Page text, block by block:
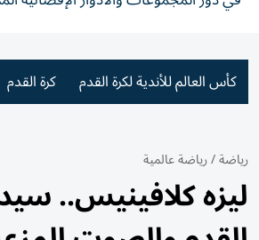
كأس العالم للأندية لكرة القدم كرة القدم
رياضة/رياضة عالمية
ليزه كلافينيس..